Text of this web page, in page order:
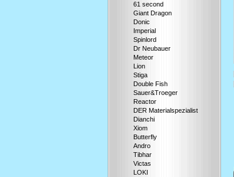
61 second
Giant Dragon
Donic
Imperial
Spinlord
Dr Neubauer
Meteor
Lion
Stiga
Double Fish
Sauer&Troeger
Reactor
DER Materialspezialist
Dianchi
Xiom
Butterfly
Andro
Tibhar
Victas
LOKI